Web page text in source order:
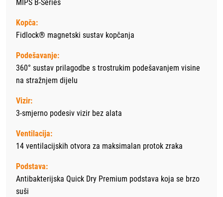
MIPS B-Series
Kopča:
Fidlock® magnetski sustav kopčanja
Podešavanje:
360° sustav prilagodbe s trostrukim podešavanjem visine
na stražnjem dijelu
Vizir:
3-smjerno podesiv vizir bez alata
Ventilacija:
14 ventilacijskih otvora za maksimalan protok zraka
Podstava:
Antibakterijska Quick Dry Premium podstava koja se brzo
suši